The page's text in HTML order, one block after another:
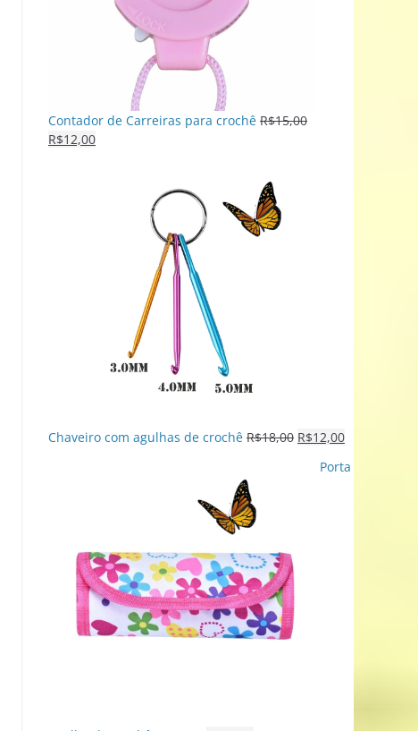
Contador de Carreiras para crochê R$15,00
R$12,00
Chaveiro com agulhas de crochê R$18,00 R$12,00
Porta